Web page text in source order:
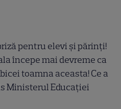
pentru elevi și părinți!
începe mai devreme ca
toamna aceasta! Ce a
Ministerul Educației